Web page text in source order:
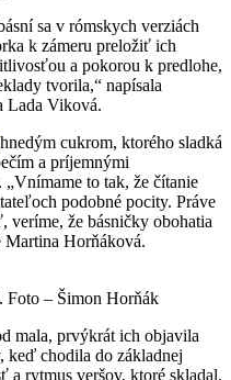
sa v rómskych verziách
k zámeru preložiť ich
a pokorou k predlohe,
tvorila,“ napísala
Lada Viková.
hnedým cukrom, ktorého sladká
a príjemnými
to tak, že čítanie
podobné pocity. Práve
veríme, že básničky obohatia
Martina Horňáková.
Foto – Šimon Horňák
mala, prvýkrát ich objavila
keď chodila do základnej
a rytmus veršov, ktoré skladal.